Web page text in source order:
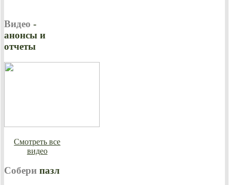
Видео -
анонсы и
отчеты
Смотреть все
видео
Собери пазл